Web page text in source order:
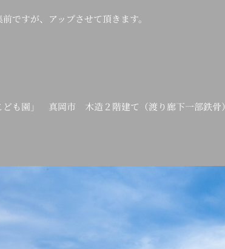
ですが、アップさせて頂きます。
ども園」 真岡市 木造２階建て（渡り廊下一部鉄骨）